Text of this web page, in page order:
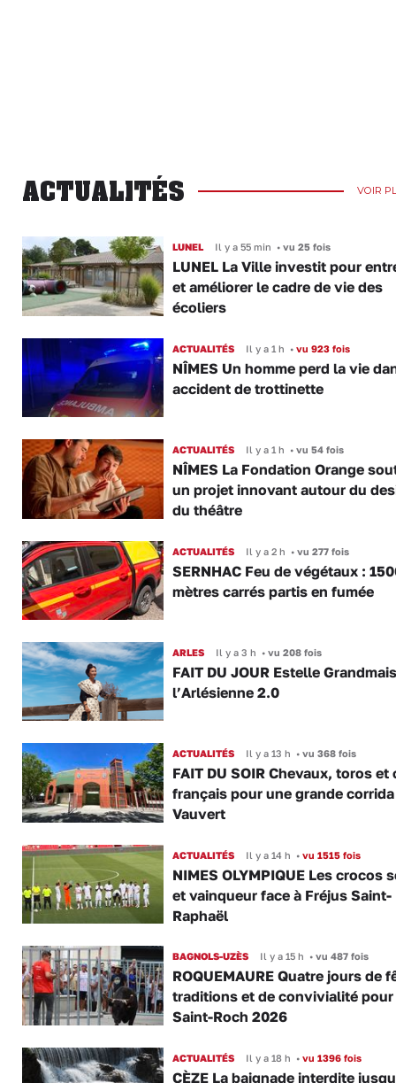
ACTUALITÉS VOIR
LUNEL Il y a 55 min •vu 25 fois
LUNEL La Ville investit pour
et améliorer le cadre de vie des
écoliers
ACTUALITÉS Il y a 1 h •vu 923 fois
NÎMES Un homme perd la vie
accident de trottinette
ACTUALITÉS Il y a 1 h •vu 54 fois
NÎMES La Fondation Orange
un projet innovant autour du
du théâtre
ACTUALITÉS Il y a 2 h •vu 277 fois
SERNHAC Feu de végétaux :
mètres carrés partis en fumée
ARLES Il y a 3 h •vu 208 fois
FAIT DU JOUR Estelle
l’Arlésienne 2.0
ACTUALITÉS Il y a 13 h •vu 368 fois
FAIT DU SOIR Chevaux, toros et
français pour une grande corrida
Vauvert
ACTUALITÉS Il y a 14 h •vu 1515 fois
NIMES OLYMPIQUE Les crocos
et vainqueur face à Fréjus Saint-
Raphaël
BAGNOLS-UZÈS Il y a 15 h •vu 487 fois
ROQUEMAURE Quatre jours de
traditions et de convivialité pour
Saint-Roch 2026
ACTUALITÉS Il y a 18 h •vu 1396 fois
CÈZE La baignade interdite